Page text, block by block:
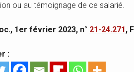
ou au témoignage de ce salarié.
1er février 2023, n° 21-24.271,
: